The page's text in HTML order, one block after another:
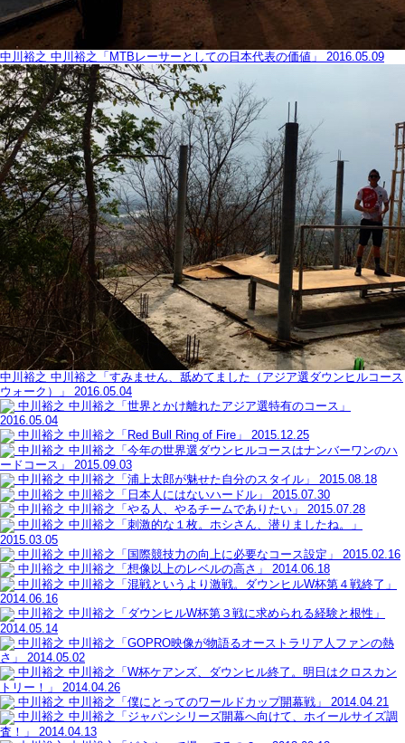
中川裕之 中川裕之「MTBレーサーとしての日本代表の価値」 2016.05.09
中川裕之 中川裕之「すみません、舐めてました（アジア選ダウンヒルコース
ウォーク）」
2016.05.04
中川裕之 中川裕之「世界とかけ離れたアジア選特有のコース」
2016.05.04
中川裕之 中川裕之「Red Bull Ring of Fire」
2015.12.25
中川裕之 中川裕之「今年の世界選ダウンヒルコースはナンバーワンのハ
ードコース」
2015.09.03
中川裕之 中川裕之「浦上太郎が魅せた自分のスタイル」
2015.08.18
中川裕之 中川裕之「日本人にはないハードル」
2015.07.30
中川裕之 中川裕之「やる人、やるチームでありたい」
2015.07.28
中川裕之 中川裕之「刺激的な１枚。ホシさん、潜りましたね。」
2015.03.05
中川裕之 中川裕之「国際競技力の向上に必要なコース設定」
2015.02.16
中川裕之 中川裕之「想像以上のレベルの高さ」
2014.06.18
中川裕之 中川裕之「混戦というより激戦。ダウンヒルW杯第４戦終了」
2014.06.16
中川裕之 中川裕之「ダウンヒルW杯第３戦に求められる経験と根性」
2014.05.14
中川裕之 中川裕之「GOPRO映像が物語るオーストラリア人ファンの熱
さ」
2014.05.02
中川裕之 中川裕之「W杯ケアンズ、ダウンヒル終了。明日はクロスカン
トリー！」
2014.04.26
中川裕之 中川裕之「僕にとってのワールドカップ開幕戦」
2014.04.21
中川裕之 中川裕之「ジャパンシリーズ開幕へ向けて、ホイールサイズ調
査！」
2014.04.13